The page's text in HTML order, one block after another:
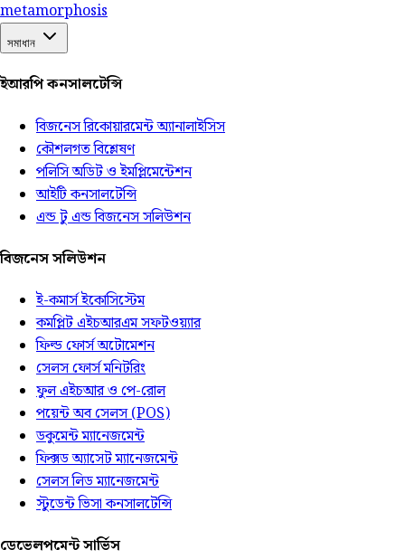
metamorphosis
সমাধান
ইআরপি কনসালটেন্সি
বিজনেস রিকোয়ারমেন্ট অ্যানালাইসিস
কৌশলগত বিশ্লেষণ
পলিসি অডিট ও ইমপ্লিমেন্টেশন
আইটি কনসালটেন্সি
এন্ড টু এন্ড বিজনেস সলিউশন
বিজনেস সলিউশন
ই-কমার্স ইকোসিস্টেম
কমপ্লিট এইচআরএম সফটওয়্যার
ফিল্ড ফোর্স অটোমেশন
সেলস ফোর্স মনিটরিং
ফুল এইচআর ও পে-রোল
পয়েন্ট অব সেলস (POS)
ডকুমেন্ট ম্যানেজমেন্ট
ফিক্সড অ্যাসেট ম্যানেজমেন্ট
সেলস লিড ম্যানেজমেন্ট
স্টুডেন্ট ভিসা কনসালটেন্সি
ডেভেলপমেন্ট সার্ভিস